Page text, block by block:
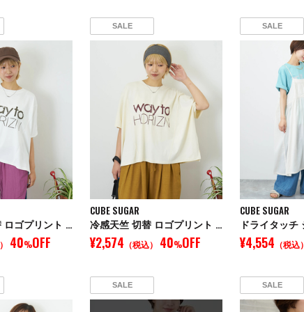
冷感天竺 切替 ロゴプリント Tシャツ
40%OFF
SALE
CUBE SUGAR
冷感天竺 切替 ロゴプリント Tシャツ
¥2,574 （税込） 40%OFF
SALE
CUBE SUGAR
¥4,554 （税込）
SALE SALE